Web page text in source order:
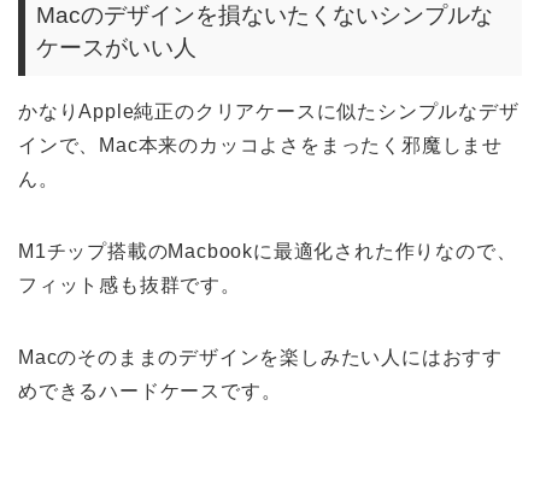
Macのデザインを損ないたくないシンプルな
ケースがいい人
かなりApple純正のクリアケースに似たシンプルなデザ
インで、Mac本来のカッコよさをまったく邪魔しませ
ん。
M1チップ搭載のMacbookに最適化された作りなので、
フィット感も抜群です。
Macのそのままのデザインを楽しみたい人にはおすす
めできるハードケースです。